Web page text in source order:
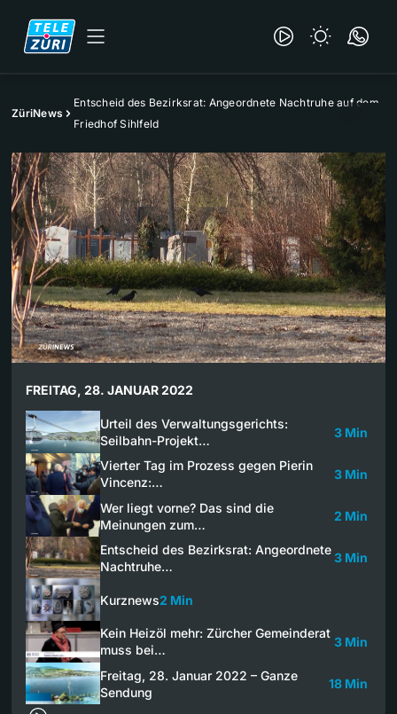
ZüriNews
Entscheid des Bezirksrat: Angeordnete Nachtruhe auf dem
Friedhof Sihlfeld
FREITAG, 28. JANUAR 2022
Urteil des Verwaltungsgerichts:
Seilbahn-Projekt…
3 Min
Vierter Tag im Prozess gegen Pierin
Vincenz:…
3 Min
Wer liegt vorne? Das sind die
Meinungen zum…
2 Min
Entscheid des Bezirksrat: Angeordnete
Nachtruhe…
3 Min
Kurznews2 Min
Kein Heizöl mehr: Zürcher Gemeinderat
muss bei…
3 Min
Freitag, 28. Januar 2022 – Ganze
Sendung
18 Min